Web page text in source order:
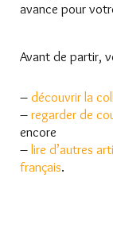
avance pour
Avant de partir,
– découvrir la
– regarder de
encore
– lire d’autres
français.